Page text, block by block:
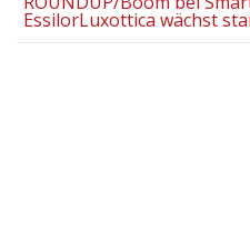
EssilorLuxottica wächst